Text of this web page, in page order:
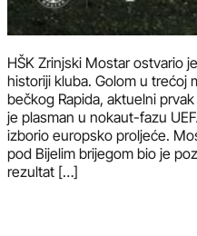
HŠK Zrinjski Mostar ostvario
historiji kluba. Golom u trećoj
bečkog Rapida, aktuelni
je plasman u nokaut-fazu
izborio europsko proljeće.
pod Bijelim brijegom bio je
rezultat […]